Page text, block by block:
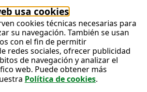
usa cookies
cookies técnicas necesarias para
su navegación. También se usan
con el fin de permitir
redes sociales, ofrecer publicidad
de navegación y analizar el
web. Puede obtener más
Política de cookies.